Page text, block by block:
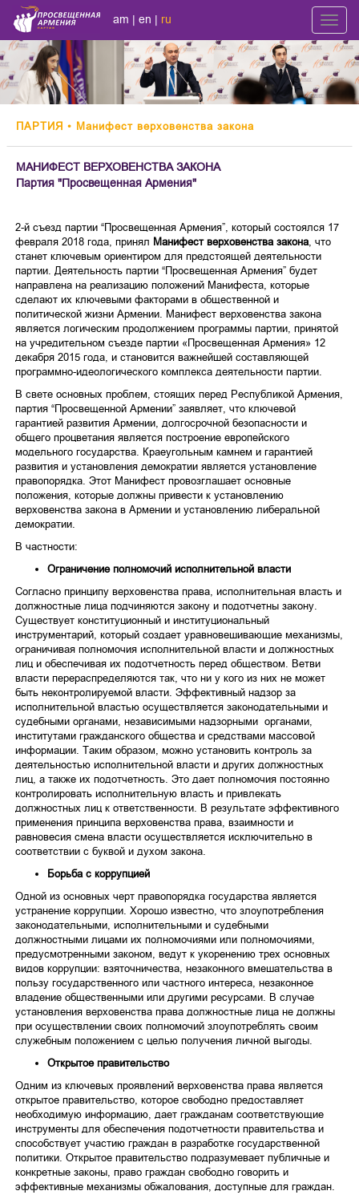
am | en | ru
ПАРТИЯ • Манифест верховенства закона
МАНИФЕСТ ВЕРХОВЕНСТВА ЗАКОНА
Партия "Просвещенная Армения"
2-й съезд партии “Просвещенная Армения”, который состоялся 17
февраля 2018 года, принял Манифест верховенства закона, что
станет ключевым ориентиром для предстоящей деятельности
партии. Деятельность партии “Просвещенная Армения” будет
направлена ​​на реализацию положений Манифеста, которые
сделают их ключевыми факторами в общественной и
политической жизни Армении. Манифест верховенства закона
является логическим продолжением программы партии, принятой
на учредительном съезде партии «Просвещенная Армения» 12
декабря 2015 года, и становится важнейшей составляющей
программно-идеологического комплекса деятельности партии.
В свете основных проблем, стоящих перед Республикой Армения,
партия “Просвещенной Армении” заявляет, что ключевой
гарантией развития Армении, долгосрочной безопасности и
общего процветания является построение европейского
модельного государства. Краеугольным камнем и гарантией
развития и установления демократии является установление
правопорядка. Этот Манифест провозглашает основные
положения, которые должны привести к установлению
верховенства закона в Армении и установлению либеральной
демократии.
В частности:
Ограничение полномочий исполнительной власти
Согласно принципу верховенства права, исполнительная власть и
должностные лица подчиняются закону и подотчетны закону.
Существует конституционный и институциональный
инструментарий, который создает уравновешивающие механизмы,
ограничивая полномочия исполнительной власти и должностных
лиц и обеспечивая их подотчетность перед обществом. Ветви
власти перераспределяются так, что ни у кого из них не может
быть неконтролируемой власти. Эффективный надзор за
исполнительной властью осуществляется законодательными и
судебными органами, независимыми надзорными органами,
институтами гражданского общества и средствами массовой
информации. Таким образом, можно установить контроль за
деятельностью исполнительной власти и других должностных
лиц, а также их подотчетность. Это дает полномочия постоянно
контролировать исполнительную власть и привлекать
должностных лиц к ответственности. В результате эффективного
применения принципа верховенства права, взаимности и
равновесия смена власти осуществляется исключительно в
соответствии с буквой и духом закона.
Борьба с коррупцией
Одной из основных черт правопорядка государства является
устранение коррупции. Хорошо известно, что злоупотребления
законодательными, исполнительными и судебными
должностными лицами их полномочиями или полномочиями,
предусмотренными законом, ведут к укоренению трех основных
видов коррупции: взяточничества, незаконного вмешательства в
пользу государственного или частного интереса, незаконное
владение общественными или другими ресурсами. В случае
установления верховенства права должностные лица не должны
при осуществлении своих полномочий злоупотреблять своим
служебным положением с целью получения личной выгоды.
Открытое правительство
Одним из ключевых проявлений верховенства права является
открытое правительство, которое свободно предоставляет
необходимую информацию, дает гражданам соответствующие
инструменты для обеспечения подотчетности правительства и
способствует участию граждан в разработке государственной
политики. Открытое правительство подразумевает публичные и
конкретные законы, право граждан свободно говорить и
эффективные механизмы обжалования, доступные для граждан.